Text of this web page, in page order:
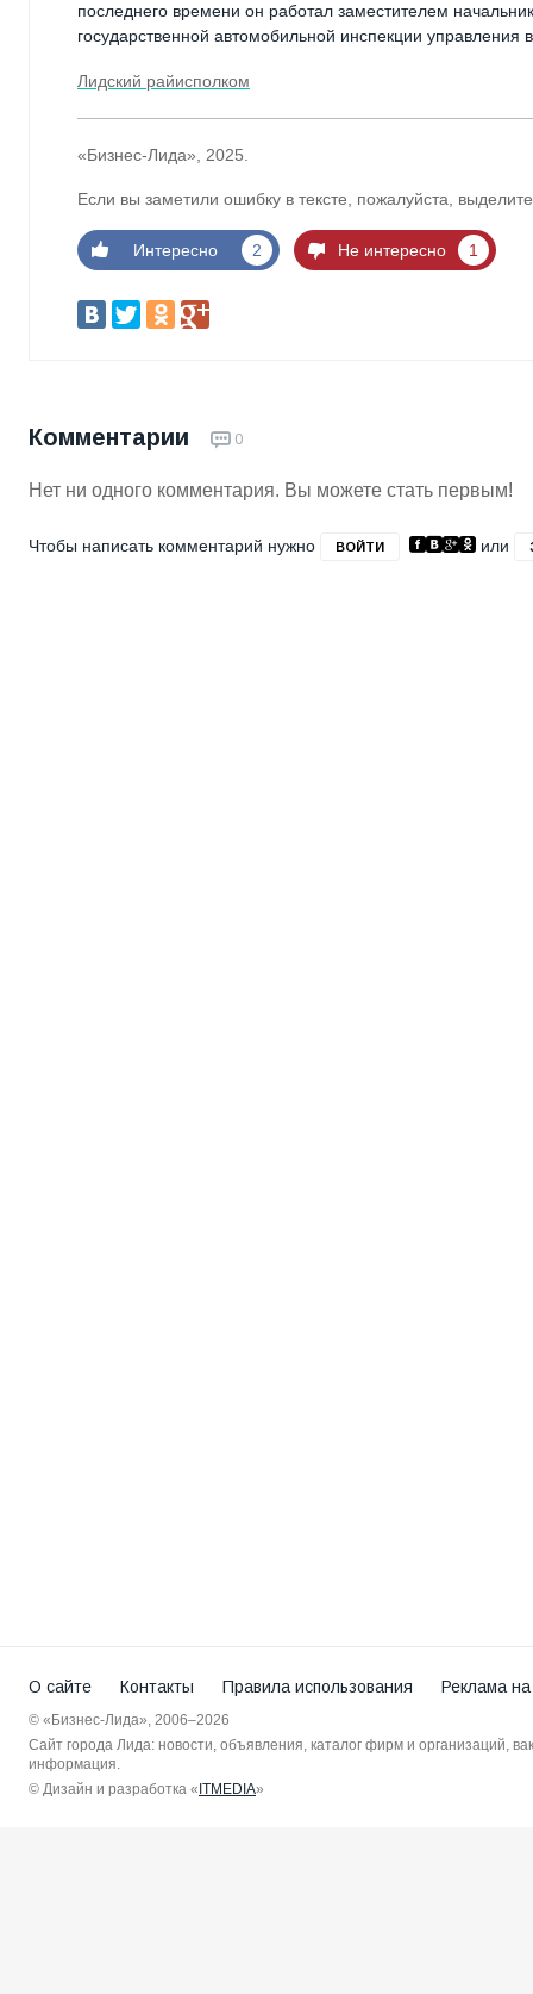
последнего времени он работал заместителем
государственной автомобильной инспекции управления
Лидский райисполком
«Бизнес-Лида», 2025.
Если вы заметили ошибку в тексте, пожалуйста,
Интересно 2 Не интересно 1
Комментарии 0
Нет ни одного комментария. Вы можете стать первым!
Чтобы написать комментарий нужно ВОЙТИ или
О сайте Контакты Правила использования Реклама
© «Бизнес-Лида», 2006–2026
Сайт города Лида: новости, объявления, каталог фирм и организаций,
информация.
© Дизайн и разработка « ITMEDIA»